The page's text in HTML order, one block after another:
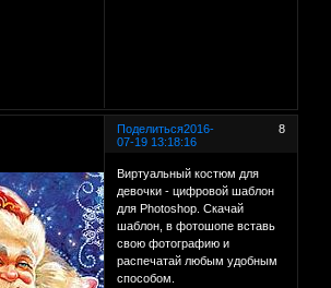
Поделиться 8
2016-
07-19 13:18:16
Виртуальный костюм для
девочки - цифровой шаблон
для Photoshop. Скачай
шаблон, в фотошопе вставь
свою фотографию и
распечатай любым удобным
способом.